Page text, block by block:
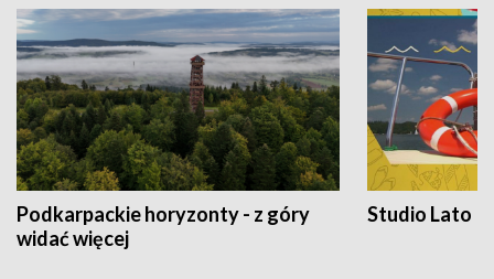
Podkarpackie horyzonty - z góry
widać więcej
Studio Lato